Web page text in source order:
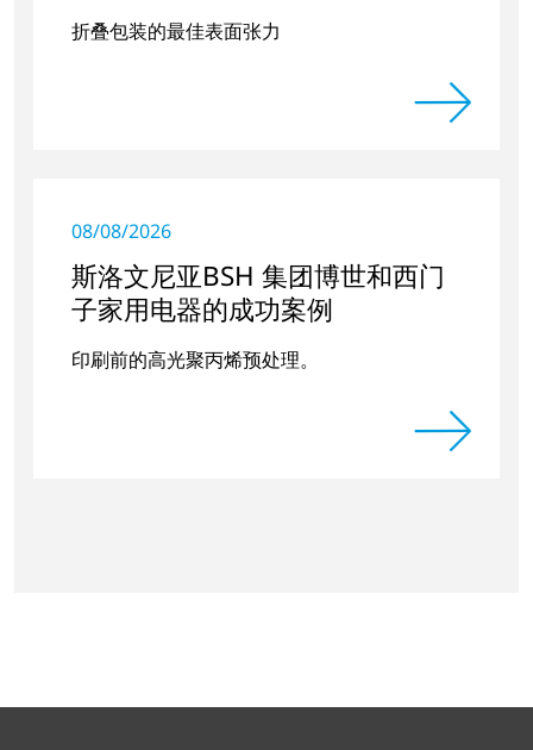
折叠包装的最佳表面张力
08/08/2026
斯洛文尼亚BSH 集团博世和西门
子家用电器的成功案例
印刷前的高光聚丙烯预处理。